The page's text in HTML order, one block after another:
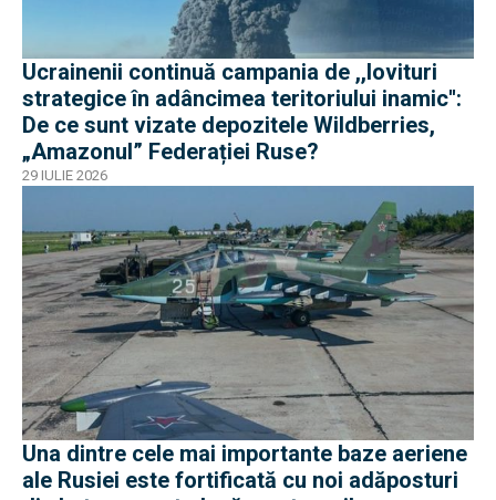
Ucrainenii continuă campania de ,,lovituri
strategice în adâncimea teritoriului inamic'':
De ce sunt vizate depozitele Wildberries,
„Amazonul” Federației Ruse?
29 IULIE 2026
Una dintre cele mai importante baze aeriene
ale Rusiei este fortificată cu noi adăposturi